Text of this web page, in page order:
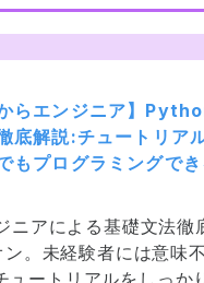
からエンジニア】
底解説:チュートリア
もプログラミングでき
ニアによる基礎文法徹
。未経験者には意味
ートリアルをしっか
ング言語Ruby入門！
もOK！基礎から
アプリ開発まで学ぶ
で未経験からエンジニ
ど何から始めればいい
料のWebサイトや書籍
けどうまくいかなかっ
入門完全攻略コース -
JavaScript. プロ
めて学び創れる人へ！
Node.js/Git/
発に必要な様々なスキ
カフェのウェブサイト
ー、ポートフォリオサ